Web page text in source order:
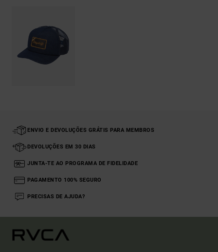
ENVIO E DEVOLUÇÕES GRÁTIS PARA MEMBROS
DEVOLUÇÕES EM 30 DIAS
JUNTA-TE AO PROGRAMA DE FIDELIDADE
PAGAMENTO 100% SEGURO
PRECISAS DE AJUDA?